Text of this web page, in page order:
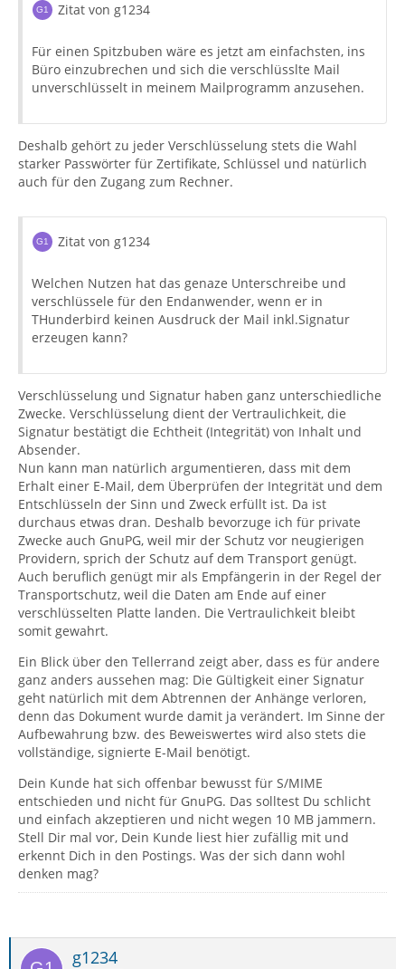
Zitat von g1234
Für einen Spitzbuben wäre es jetzt am einfachsten, ins
Büro einzubrechen und sich die verschlüsslte Mail
unverschlüsselt in meinem Mailprogramm anzusehen.
Deshalb gehört zu jeder Verschlüsselung stets die Wahl
starker Passwörter für Zertifikate, Schlüssel und natürlich
auch für den Zugang zum Rechner.
Zitat von g1234
Welchen Nutzen hat das genaze Unterschreibe und
verschlüssele für den Endanwender, wenn er in
THunderbird keinen Ausdruck der Mail inkl.Signatur
erzeugen kann?
Verschlüsselung und Signatur haben ganz unterschiedliche
Zwecke. Verschlüsselung dient der Vertraulichkeit, die
Signatur bestätigt die Echtheit (Integrität) von Inhalt und
Absender.
Nun kann man natürlich argumentieren, dass mit dem
Erhalt einer E-Mail, dem Überprüfen der Integrität und dem
Entschlüsseln der Sinn und Zweck erfüllt ist. Da ist
durchaus etwas dran. Deshalb bevorzuge ich für private
Zwecke auch GnuPG, weil mir der Schutz vor neugierigen
Providern, sprich der Schutz auf dem Transport genügt.
Auch beruflich genügt mir als Empfängerin in der Regel der
Transportschutz, weil die Daten am Ende auf einer
verschlüsselten Platte landen. Die Vertraulichkeit bleibt
somit gewahrt.
Ein Blick über den Tellerrand zeigt aber, dass es für andere
ganz anders aussehen mag: Die Gültigkeit einer Signatur
geht natürlich mit dem Abtrennen der Anhänge verloren,
denn das Dokument wurde damit ja verändert. Im Sinne der
Aufbewahrung bzw. des Beweiswertes wird also stets die
vollständige, signierte E-Mail benötigt.
Dein Kunde hat sich offenbar bewusst für S/MIME
entschieden und nicht für GnuPG. Das solltest Du schlicht
und einfach akzeptieren und nicht wegen 10 MB jammern.
Stell Dir mal vor, Dein Kunde liest hier zufällig mit und
erkennt Dich in den Postings. Was der sich dann wohl
denken mag?
g1234